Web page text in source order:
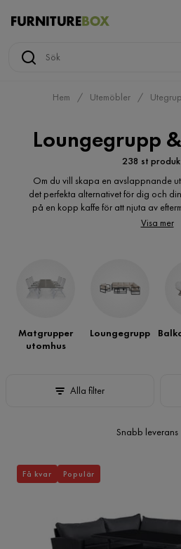
Hem Utemöbler
Loungegrupp
238 st
Om du vill skapa en avslappnande
det perfekta alternativet för dig och
på en kopp kaffe för att njuta av
loungegrupp. Hos Furniturebox hittar
Visa mer
Matgrupper
utomhus
Loungegrupp
Alla filter
Snabb leverans
Få kvar Populär